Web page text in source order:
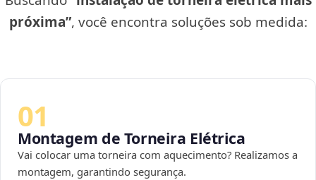
próxima”, você encontra soluções sob medida:
01
Montagem de Torneira Elétrica
Vai colocar uma torneira com aquecimento? Realizamos a
montagem, garantindo segurança.